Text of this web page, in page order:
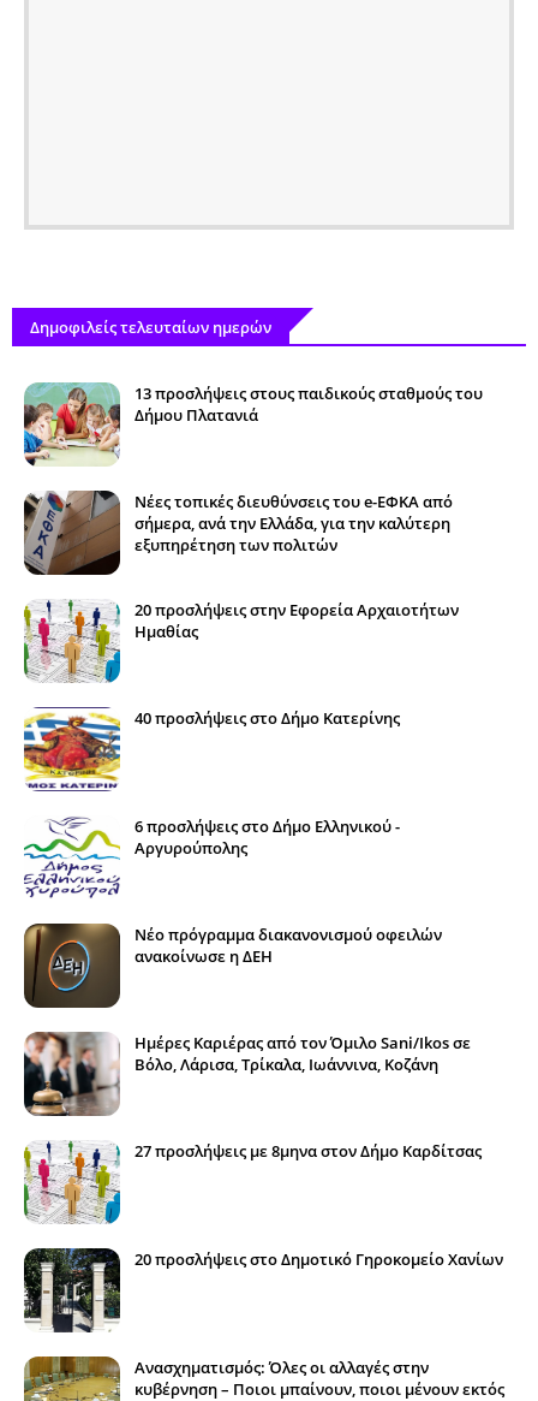
Δημοφιλείς τελευταίων ημερών
13 προσλήψεις στους παιδικούς σταθμούς του
Δήμου Πλατανιά
Νέες τοπικές διευθύνσεις του e-ΕΦΚΑ από
σήμερα, ανά την Ελλάδα, για την καλύτερη
εξυπηρέτηση των πολιτών
20 προσλήψεις στην Εφορεία Αρχαιοτήτων
Ημαθίας
40 προσλήψεις στο Δήμο Κατερίνης
6 προσλήψεις στο Δήμο Ελληνικού -
Αργυρούπολης
Νέο πρόγραμμα διακανονισμού οφειλών
ανακοίνωσε η ΔΕΗ
Ημέρες Καριέρας από τον Όμιλο Sani/Ikos σε
Βόλο, Λάρισα, Τρίκαλα, Ιωάννινα, Κοζάνη
27 προσλήψεις με 8μηνα στον Δήμο Καρδίτσας
20 προσλήψεις στο Δημοτικό Γηροκομείο Χανίων
Ανασχηματισμός: Όλες οι αλλαγές στην
κυβέρνηση – Ποιοι μπαίνουν, ποιοι μένουν εκτός